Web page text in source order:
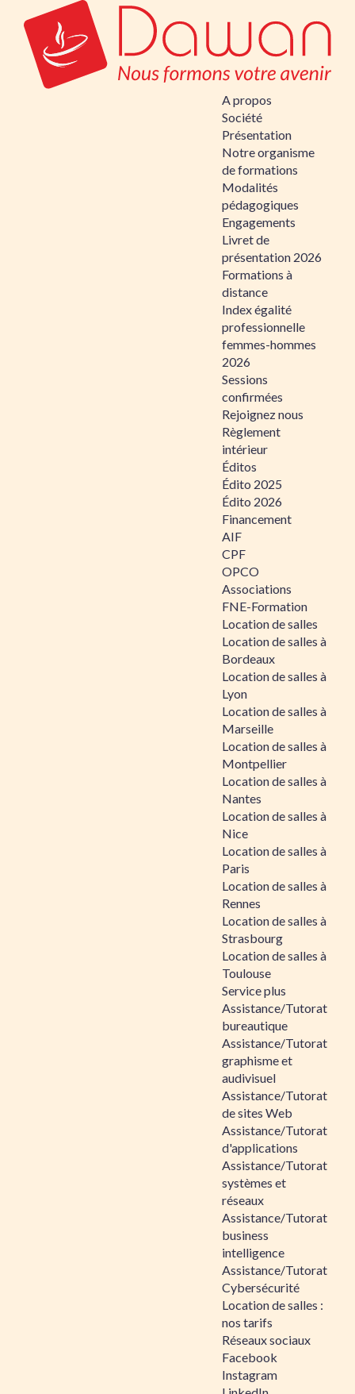
A propos
Société
Présentation
Notre organisme
de formations
Modalités
pédagogiques
Engagements
Livret de
présentation 2026
Formations à
distance
Index égalité
professionnelle
femmes-hommes
2026
Sessions
confirmées
Rejoignez nous
Règlement
intérieur
Éditos
Édito 2025
Édito 2026
Financement
AIF
CPF
OPCO
Associations
FNE-Formation
Location de salles
Location de salles à
Bordeaux
Location de salles à
Lyon
Location de salles à
Marseille
Location de salles à
Montpellier
Location de salles à
Nantes
Location de salles à
Nice
Location de salles à
Paris
Location de salles à
Rennes
Location de salles à
Strasbourg
Location de salles à
Toulouse
Service plus
Assistance/Tutorat
bureautique
Assistance/Tutorat
graphisme et
audivisuel
Assistance/Tutorat
de sites Web
Assistance/Tutorat
d'applications
Assistance/Tutorat
systèmes et
réseaux
Assistance/Tutorat
business
intelligence
Assistance/Tutorat
Cybersécurité
Location de salles :
nos tarifs
Réseaux sociaux
Facebook
Instagram